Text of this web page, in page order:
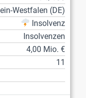
Westfalen (DE)
Insolvenz
Insolvenzen
4,00 Mio. €
11